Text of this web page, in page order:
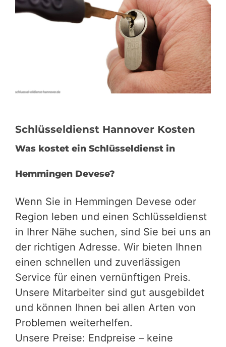
Schlüsseldienst Hannover Kosten
Was kostet ein Schlüsseldienst in
Hemmingen Devese?
Wenn Sie in Hemmingen Devese oder
Region leben und einen Schlüsseldienst
in Ihrer Nähe suchen, sind Sie bei uns an
der richtigen Adresse. Wir bieten Ihnen
einen schnellen und zuverlässigen
Service für einen vernünftigen Preis.
Unsere Mitarbeiter sind gut ausgebildet
und können Ihnen bei allen Arten von
Problemen weiterhelfen.
Unsere Preise: Endpreise – keine